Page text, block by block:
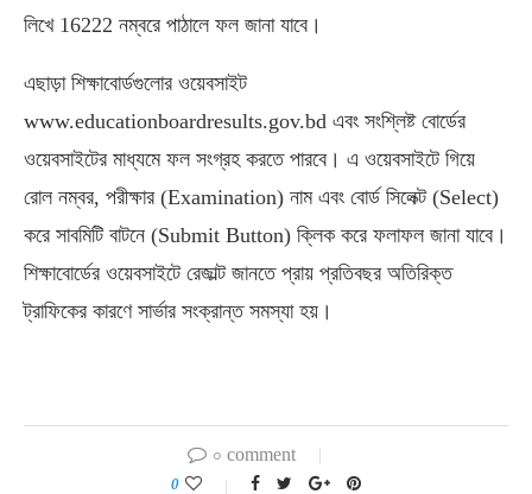
লিখে 16222 নম্বরে পাঠালে ফল জানা যাবে।
এছাড়া শিক্ষাবোর্ডগুলোর ওয়েবসাইট
www.educationboardresults.gov.bd এবং সংশ্লিষ্ট বোর্ডের
ওয়েবসাইটের মাধ্যমে ফল সংগ্রহ করতে পারবে। এ ওয়েবসাইটে গিয়ে
রোল নম্বর, পরীক্ষার (Examination) নাম এবং বোর্ড সিলেক্ট (Select)
করে সাবমিটি বাটনে (Submit Button) ক্লিক করে ফলাফল জানা যাবে।
শিক্ষাবোর্ডের ওয়েবসাইটে রেজাল্ট জানতে প্রায় প্রতিবছর অতিরিক্ত
ট্রাফিকের কারণে সার্ভার সংক্রান্ত সমস্যা হয়।
০ comment
0